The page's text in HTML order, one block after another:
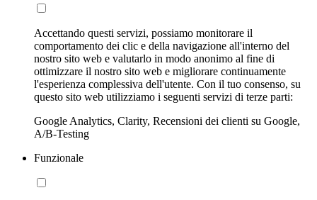
Accettando questi servizi, possiamo monitorare il
comportamento dei clic e della navigazione all'interno del
nostro sito web e valutarlo in modo anonimo al fine di
ottimizzare il nostro sito web e migliorare continuamente
l'esperienza complessiva dell'utente. Con il tuo consenso, su
questo sito web utilizziamo i seguenti servizi di terze parti:
Google Analytics, Clarity, Recensioni dei clienti su Google,
A/B-Testing
Funzionale